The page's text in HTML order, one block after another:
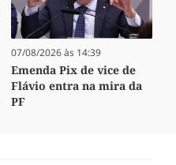
07/08/2026 às 14:39
Emenda Pix de vice de
Flávio entra na mira da
PF